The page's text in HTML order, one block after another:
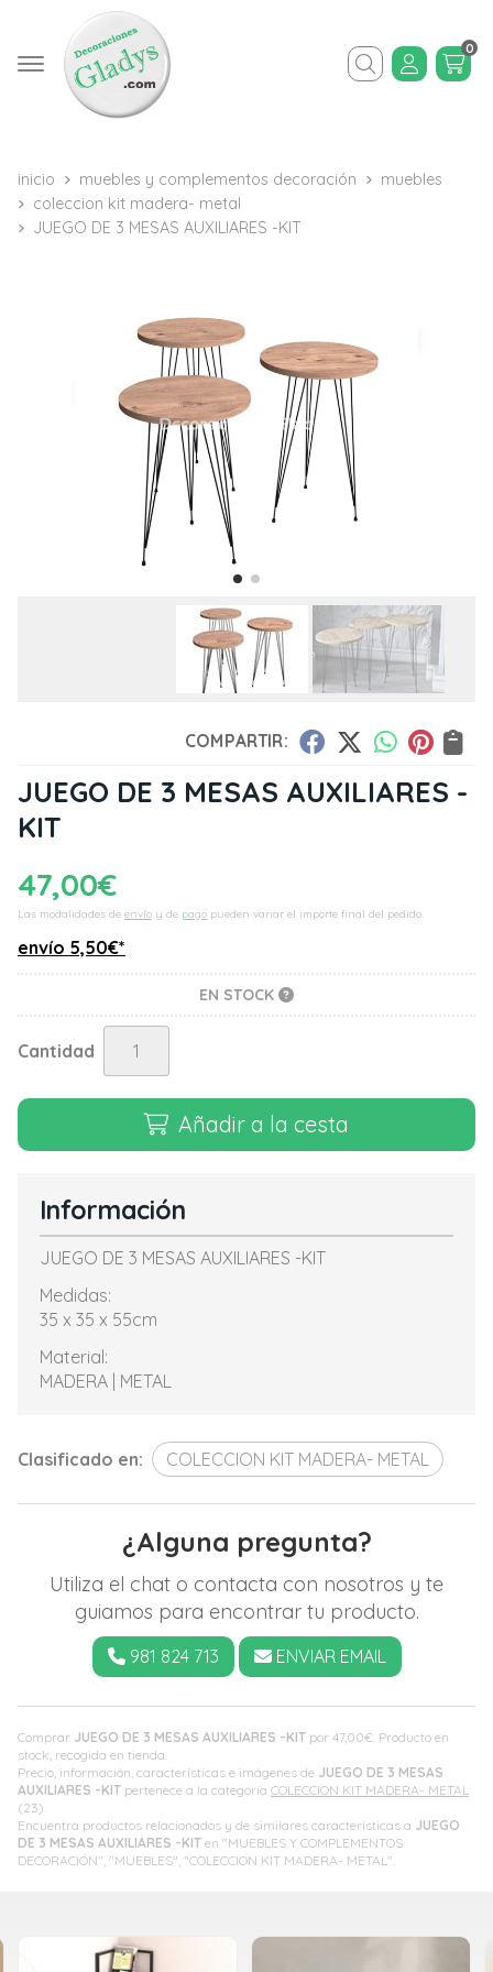
Buscar
0
inicio muebles y complementos decoración
muebles
coleccion kit madera- metal
JUEGO DE 3 MESAS AUXILIARES -KIT
COMPARTIR:
JUEGO DE 3 MESAS AUXILIARES -
KIT
47,00€
Las modalidades de envío y de pago pueden variar el importe final del pedido.
envío 5,50€*
EN STOCK
Cantidad
Añadir a la cesta
Comprar JUEGO DE 3 MESAS AUXILIARES -KIT por 47,00€ . Producto en
stock, recogida en tienda.
Precio, información, características e imágenes de JUEGO DE 3 MESAS
AUXILIARES -KIT pertenece a la categoría COLECCION KIT MADERA- METAL
(23).
Encuentra productos relacionados y de similares características a JUEGO
DE 3 MESAS AUXILIARES -KIT en "MUEBLES Y COMPLEMENTOS
DECORACIÓN", "MUEBLES", "COLECCION KIT MADERA- METAL".
Información
JUEGO DE 3 MESAS AUXILIARES -KIT
Medidas:
35 x 35 x 55cm
Material:
MADERA | METAL
Clasificado en: COLECCION KIT MADERA- METAL
¿Alguna pregunta?
Utiliza el chat o contacta con nosotros y te
guiamos para encontrar tu producto.
981 824 713 ENVIAR EMAIL